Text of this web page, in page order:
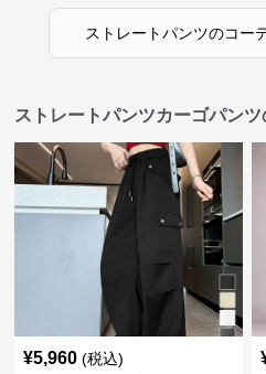
ストレートパンツのコー
ストレートパンツカーゴパン
¥5,960 (税込)